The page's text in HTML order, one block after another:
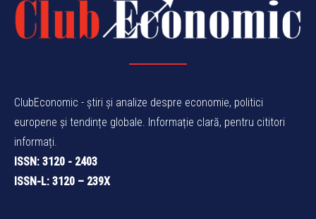
ClubEconomic - știri și analize despre economie, politici
europene și tendințe globale. Informație clară, pentru cititori
informați.
ISSN: 3120 - 2403
ISSN-L: 3120 – 239X